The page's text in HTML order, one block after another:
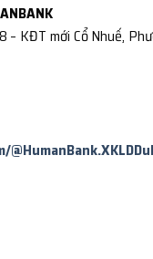
KĐT mới Cổ Nhuế,